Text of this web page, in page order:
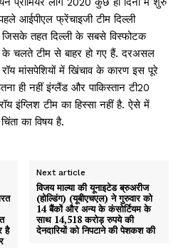
आईपीएल फ्रेंचाइजी टीम दिल्ली
तहत दिल्ली के सबसे विस्फोटक
चलते टीम से बाहर हो गए हैं. दरअसल
मांसपेशियों में खिंचाव के कारण इस पूरे
ही नहीं इंग्लैंड और पाकिस्तान टी20
इंग्लिश टीम का हिस्सा नहीं है. ऐसे में
का विषय है.
है
Next article
विजय माल्या की यूनाइटेड ब्रुअरीज
(होल्डिंग) (यूबीएचएल) ने गुरुवार को
14 बैंकों और अन्य के कंसोर्टियम के
साथ 14,518 करोड़ रुपये की
देनदारियों को निपटाने की पेशकश की